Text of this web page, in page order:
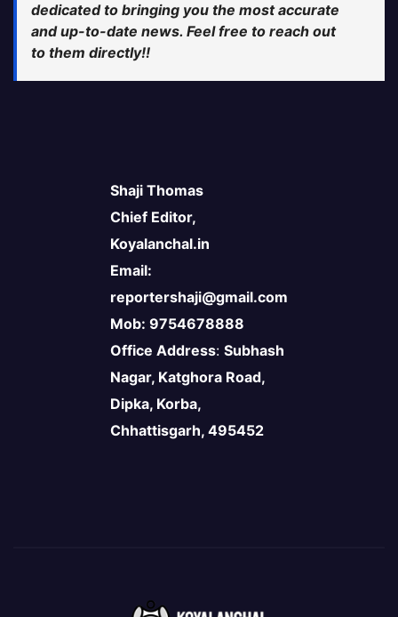
dedicated to bringing you the most accurate
and up-to-date news. Feel free to reach out
to them directly!!
Shaji Thomas
Chief Editor,
Koyalanchal.in
Email:
reportershaji@gmail.com
Mob: 9754678888
Office Address: Subhash
Nagar, Katghora Road,
Dipka, Korba,
Chhattisgarh, 495452